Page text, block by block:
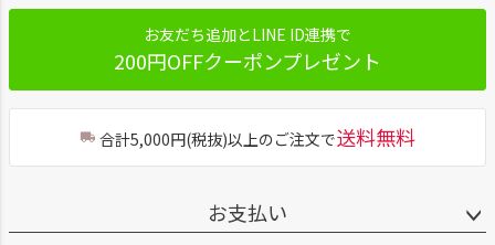
お友だち追加とLINE ID連携で
200円OFFクーポンプレゼント
合計5,000円(税抜)以上のご注文で送料無料
お支払い